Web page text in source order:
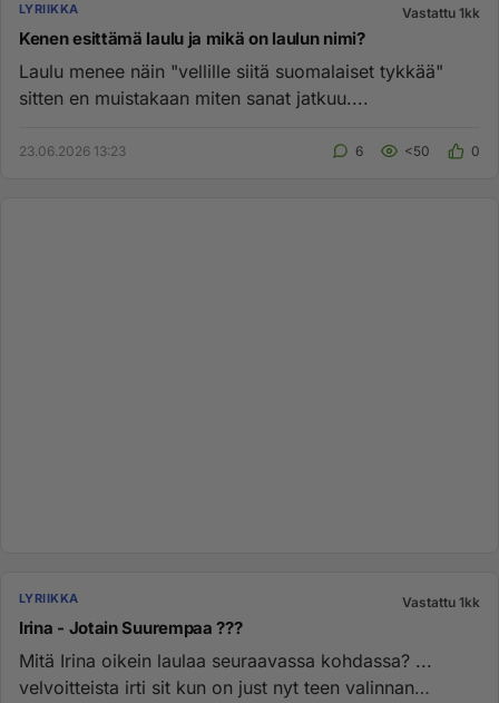
LYRIIKKA Vastattu 1kk
Kenen esittämä laulu ja mikä on laulun nimi?
Laulu menee näin "vellille siitä suomalaiset tykkää"
sitten en muistakaan miten sanat jatkuu....
23.06.2026 13:23 6 <50 0
LYRIIKKA Vastattu 1kk
Irina - Jotain Suurempaa ???
Mitä Irina oikein laulaa seuraavassa kohdassa? ...
velvoitteista irti sit kun on just nyt teen valinnan